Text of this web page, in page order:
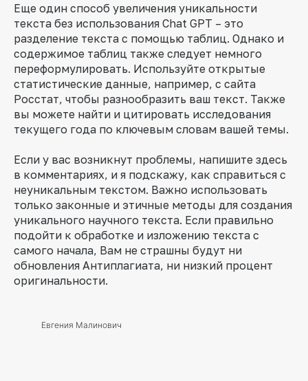
Еще один способ увеличения уникальности
текста без использования Chat GPT – это
разделение текста с помощью таблиц. Однако и
содержимое таблиц также следует немного
переформулировать. Используйте открытые
статистические данные, например, с сайта
Росстат, чтобы разнообразить ваш текст. Также
вы можете найти и цитировать исследования
текущего года по ключевым словам вашей темы.
Если у вас возникнут проблемы, напишите здесь
в комментариях, и я подскажу, как справиться с
неуникальным текстом. Важно использовать
только законные и этичные методы для создания
уникального научного текста. Если правильно
подойти к обработке и изложению текста с
самого начала, Вам не страшны будут ни
обновления Антиплагиата, ни низкий процент
оригинальности.
Евгения Малинович